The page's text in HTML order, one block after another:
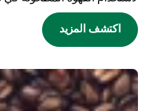
اكتشف المزيد